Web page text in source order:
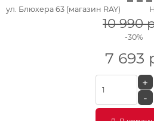
ул. Блюхера 63 (магазин RAY)
10 990
-30%
7 693
+
-